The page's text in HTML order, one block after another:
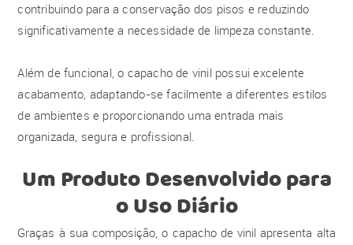
contribuindo para a conservação dos pisos e reduzindo
significativamente a necessidade de limpeza constante.
Além de funcional, o capacho de vinil possui excelente
acabamento, adaptando-se facilmente a diferentes estilos
de ambientes e proporcionando uma entrada mais
organizada, segura e profissional.
Um Produto Desenvolvido para
o Uso Diário
Graças à sua composição, o capacho de vinil apresenta alta